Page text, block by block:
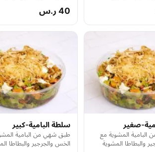
40 ر.س
صغير
المشوية مع
والبطاطا المشوية
سلطة البامية-كبير
طبق شهي من البامية
الخس والجرجير والبطاطا